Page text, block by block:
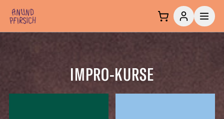
Zum Inhalt springen
IMPRO-KURSE